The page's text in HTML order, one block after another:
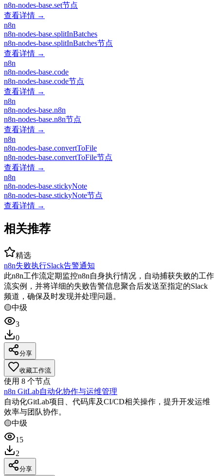
n8n-nodes-base.set节点
查看详情 →
n8n
n8n-nodes-base.splitInBatches
n8n-nodes-base.splitInBatches节点
查看详情 →
n8n
n8n-nodes-base.code
n8n-nodes-base.code节点
查看详情 →
n8n
n8n-nodes-base.n8n
n8n-nodes-base.n8n节点
查看详情 →
n8n
n8n-nodes-base.convertToFile
n8n-nodes-base.convertToFile节点
查看详情 →
n8n
n8n-nodes-base.stickyNote
n8n-nodes-base.stickyNote节点
查看详情 →
相关推荐
精选
n8n失败执行Slack告警通知
此n8n工作流定期监控n8n自身执行情况，自动捕获失败的工作
流实例，并将详细的失败告警信息聚合后发送至指定的Slack
频道，确保及时发现并处理问题。
🟡中级
3
0
分享
收藏工作流
使用 8 个节点
n8n GitLab自动化协作与运维管理
自动化GitLab项目、代码库及CI/CD相关操作，提升开发运维
效率与团队协作。
🟡中级
15
2
分享